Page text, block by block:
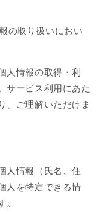
の取り扱いにおい
人情報の取得・利
サービス利用にあた
、ご理解いただけま
人情報（氏名、住
人を特定できる情
。